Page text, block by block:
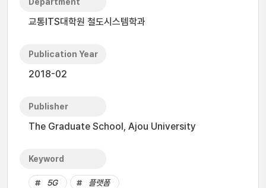
교통ITS대학원 철도시스템학과
Publication Year
2018-02
Publisher
The Graduate School, Ajou University
Keyword
5G 플랫폼